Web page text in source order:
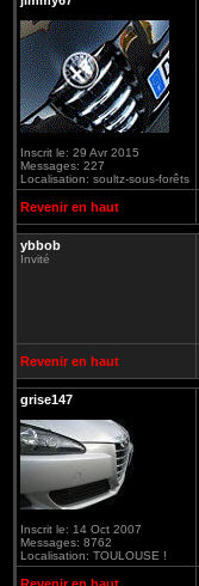
Inscrit le: 29 Avr 2015
Messages: 227
Localisation: soultz-sous-forêts
Revenir en haut
ybbob
Invité
Revenir en haut
grise147
Inscrit le: 14 Oct 2007
Messages: 8762
Localisation: TOULOUSE !